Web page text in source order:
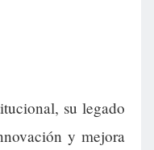
su legado
y mejora